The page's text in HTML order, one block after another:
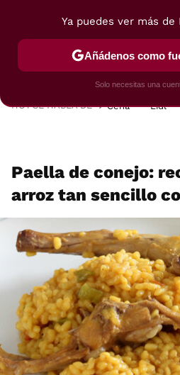
POSTRES VIAJES
HOY SE HABLA DE Cena Lidl
Paella de conejo:
arroz tan sencillo
Ya puedes ver más de
Añádenos como
Solo necesitas una